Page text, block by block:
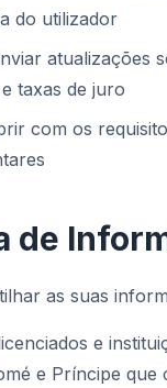
do utilizador
atualizações
taxas de juro
com os
de
as suas
e
e Príncipe que